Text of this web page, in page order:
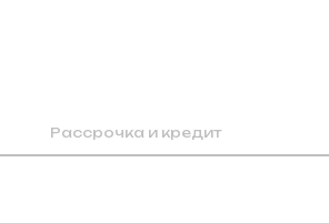
Рассрочка и кредит